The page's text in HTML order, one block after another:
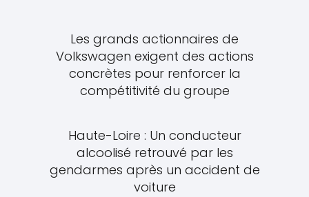
Les grands actionnaires de
Volkswagen exigent des actions
concrètes pour renforcer la
compétitivité du groupe
Haute-Loire : Un conducteur
alcoolisé retrouvé par les
gendarmes après un accident de
voiture